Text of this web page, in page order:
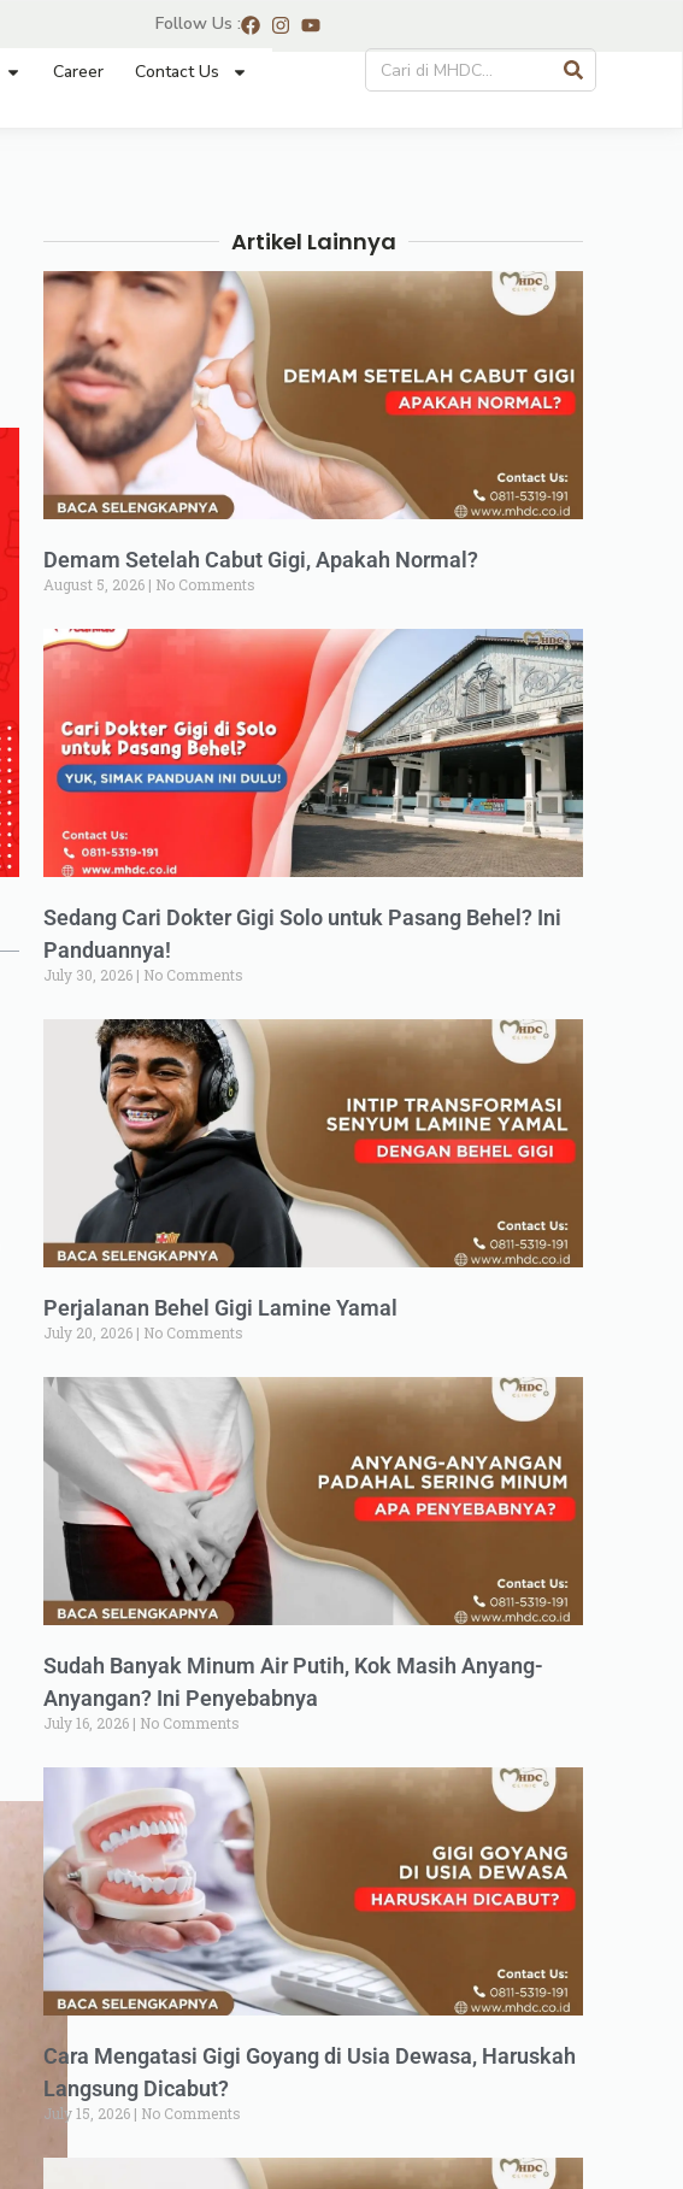
Follow Us :
Career Contact Us
Artikel Lainnya
Demam Setelah Cabut Gigi, Apakah Normal?
August 5, 2026 No Comments
Sedang Cari Dokter Gigi Solo untuk Pasang Behel? Ini
Panduannya!
July 30, 2026 No Comments
Perjalanan Behel Gigi Lamine Yamal
July 20, 2026 No Comments
Sudah Banyak Minum Air Putih, Kok Masih Anyang-
Anyangan? Ini Penyebabnya
July 16, 2026 No Comments
Cara Mengatasi Gigi Goyang di Usia Dewasa, Haruskah
Langsung Dicabut?
July 15, 2026 No Comments